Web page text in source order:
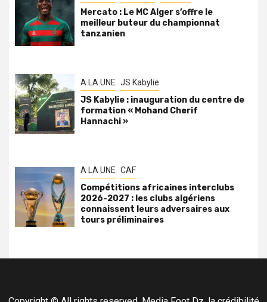
Mercato : Le MC Alger s’offre le
meilleur buteur du championnat
tanzanien
A LA UNE JS Kabylie
JS Kabylie : inauguration du centre de
formation « Mohand Cherif
Hannachi »
A LA UNE CAF
Compétitions africaines interclubs
2026-2027 : les clubs algériens
connaissent leurs adversaires aux
tours préliminaires